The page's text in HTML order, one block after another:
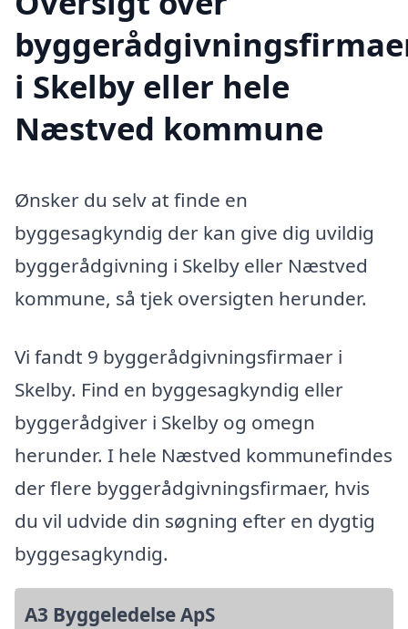
i Skelby eller hele
Næstved kommune
Ønsker du selv at finde en
byggesagkyndig der kan give dig uvildig
byggerådgivning i Skelby eller Næstved
kommune, så tjek oversigten herunder.
Vi fandt 9 byggerådgivningsfirmaer i
Skelby. Find en byggesagkyndig eller
byggerådgiver i Skelby og omegn
herunder. I hele Næstved kommunefindes
der flere byggerådgivningsfirmaer, hvis
du vil udvide din søgning efter en dygtig
byggesagkyndig.
A3 Byggeledelse ApS